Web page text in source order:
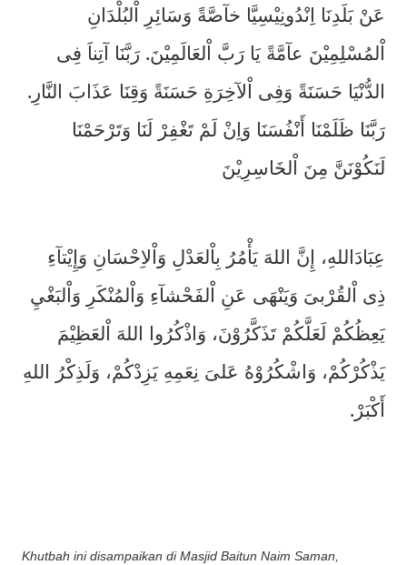
عَنْ بَلَدِنَا اِنْدُونِيْسِيَّا خآصَّةً وَسَائِرِ اْلبُلْدَانِ
اْلمُسْلِمِيْنَ عآمَّةً يَا رَبَّ اْلعَالَمِيْنَ. رَبَّنَا آتِناَ فِى
الدُّنْيَا حَسَنَةً وَفِى اْلآخِرَةِ حَسَنَةً وَقِنَا عَذَابَ النَّارِ.
رَبَّنَا ظَلَمْنَا أَنْفُسَنَا وَاِنْ لَمْ تَغْفِرْ لَنَا وَتَرْحَمْنَا
لَنَكُوْنَنَّ مِنَ اْلخَاسِرِيْنَ
عِبَادَاللهِ، إِنَّ اللهَ يَأْمُرُ بِاْلعَدْلِ وَاْلاِحْسَانِ وَإِيْتآءِ
ذِى اْلقُرْبىَ وَيَنْهَى عَنِ اْلفَحْشآءِ وَاْلمُنْكَرِ وَاْلبَغْيِ
يَعِظُكُمْ لَعَلَّكُمْ تَذَكَّرُوْنَ، وَاذْكُرُوا اللهَ اْلعَظِيْمَ
يَذْكُرْكُمْ، وَاشْكُرُوْهُ عَلىَ نِعَمِهِ يَزِدْكُمْ، وَلَذِكْرُ اللهِ
أَكْبَرْ.
Khutbah ini disampaikan di Masjid Baitun Naim Saman,